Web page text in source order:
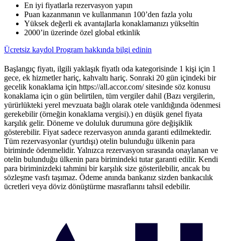
En iyi fiyatlarla rezervasyon yapın
Puan kazanmanın ve kullanmanın 100’den fazla yolu
Yüksek değerli ek avantajlarla konaklamanızı yükseltin
2000’in üzerinde özel global etkinlik
Ücretsiz kaydol Program hakkında bilgi edinin
Başlangıç fiyatı, ilgili yaklaşık fiyatlı oda kategorisinde 1 kişi için 1
gece, ek hizmetler hariç, kahvaltı hariç. Sonraki 20 gün içindeki bir
gecelik konaklama için https://all.accor.com/ sitesinde söz konusu
konaklama için o gün belirtilen, tüm vergiler dahil (Bazı vergilerin,
yürürlükteki yerel mevzuata bağlı olarak otele varıldığında ödenmesi
gerekebilir (örneğin konaklama vergisi).) en düşük genel fiyata
karşılık gelir. Döneme ve doluluk durumuna göre değişiklik
gösterebilir. Fiyat sadece rezervasyon anında garanti edilmektedir.
Tüm rezervasyonlar (yurtdışı) otelin bulunduğu ülkenin para
biriminde ödenmelidir. Yalnızca rezervasyon sırasında onaylanan ve
otelin bulunduğu ülkenin para birimindeki tutar garanti edilir. Kendi
para biriminizdeki tahmini bir karşılık size gösterilebilir, ancak bu
sözleşme vasfı taşımaz. Ödeme anında bankanız sizden bankacılık
ücretleri veya döviz dönüştürme masraflarını tahsil edebilir.